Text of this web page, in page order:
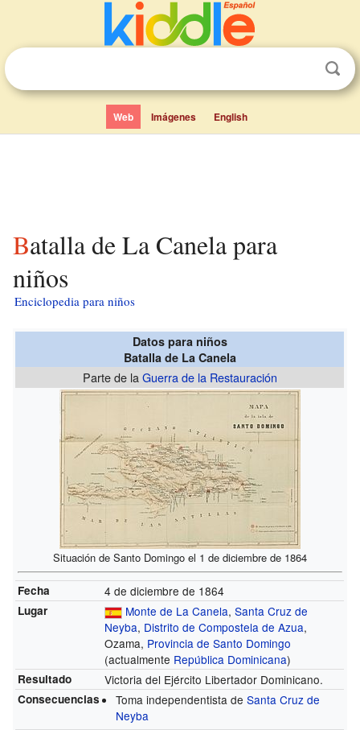
Web Imágenes English
Batalla de La Canela para
niños
Enciclopedia para niños
Datos para niños
Batalla de La Canela
Parte de la Guerra de la Restauración
Situación de Santo Domingo el 1 de diciembre de 1864
Fecha 4 de diciembre de 1864
Lugar Monte de La Canela,Santa Cruz de
Neyba, Distrito de Compostela de Azua,
Ozama, Provincia de Santo Domingo
(actualmente República Dominicana)
Resultado Victoria del Ejército Libertador Dominicano.
Consecuencias Toma independentista de Santa Cruz de
Neyba